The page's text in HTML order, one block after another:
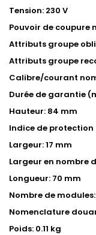
Tension: 230 V
Pouvoir de coupure
Attributs groupe
Attributs groupe
Calibre/courant
Durée de garantie
Hauteur: 84 mm
Indice de protection
Largeur: 17 mm
Largeur en nombre
Longueur: 70 mm
Nombre de modules:
Nomenclature
Poids: 0.11 kg